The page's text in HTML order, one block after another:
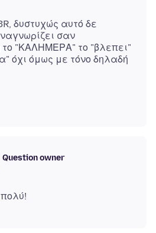
δυστυχώς αυτό δε
σαν
το "ΚΑΛΗΜΕΡΑ" το "βλεπει"
όχι όμως με τόνο δηλαδή
Question owner